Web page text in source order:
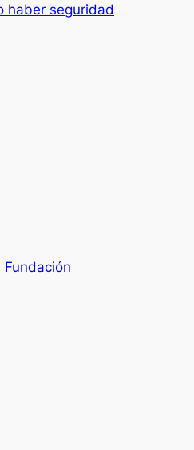
haber seguridad